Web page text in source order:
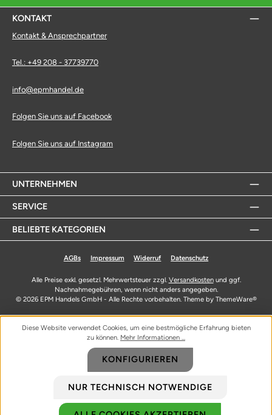
KONTAKT
Kontakt & Ansprechpartner
Tel.: +49 208 - 37739770
info@epmhandel.de
Folgen Sie uns auf Facebook
Folgen Sie uns auf Instagram
UNTERNEHMEN
SERVICE
BELIEBTE KATEGORIEN
AGBs Impressum Widerruf Datenschutz
Alle Preise exkl. gesetzl. Mehrwertsteuer zzgl. Versandkostenund ggf.
Nachnahmegebühren, wenn nicht anders angegeben.
© 2026 EPM Handels GmbH - Alle Rechte vorbehalten. Theme by ThemeWare®
Diese Website verwendet Cookies, um eine bestmögliche Erfahrung bieten
zu können. Mehr Informationen ...
NUR TECHNISCH NOTWENDIGE
KONFIGURIEREN